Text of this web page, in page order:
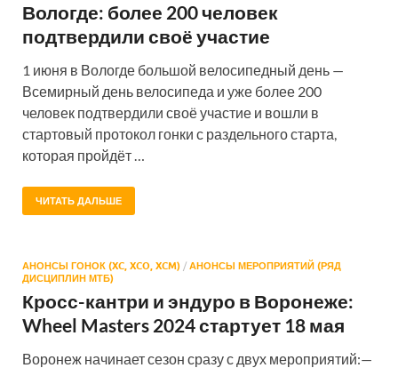
Вологде: более 200 человек
подтвердили своё участие
1 июня в Вологде большой велосипедный день —
Всемирный день велосипеда и уже более 200
человек подтвердили своё участие и вошли в
стартовый протокол гонки с раздельного старта,
которая пройдёт …
ЧИТАТЬ ДАЛЬШЕ
АНОНСЫ ГОНОК (XC, XCO, XCM) / АНОНСЫ МЕРОПРИЯТИЙ (РЯД
ДИСЦИПЛИН МТБ)
Кросс-кантри и эндуро в Воронеже:
Wheel Masters 2024 стартует 18 мая
Воронеж начинает сезон сразу с двух мероприятий:—